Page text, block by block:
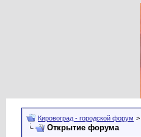
Кировоград - городской форум >
Открытие форума